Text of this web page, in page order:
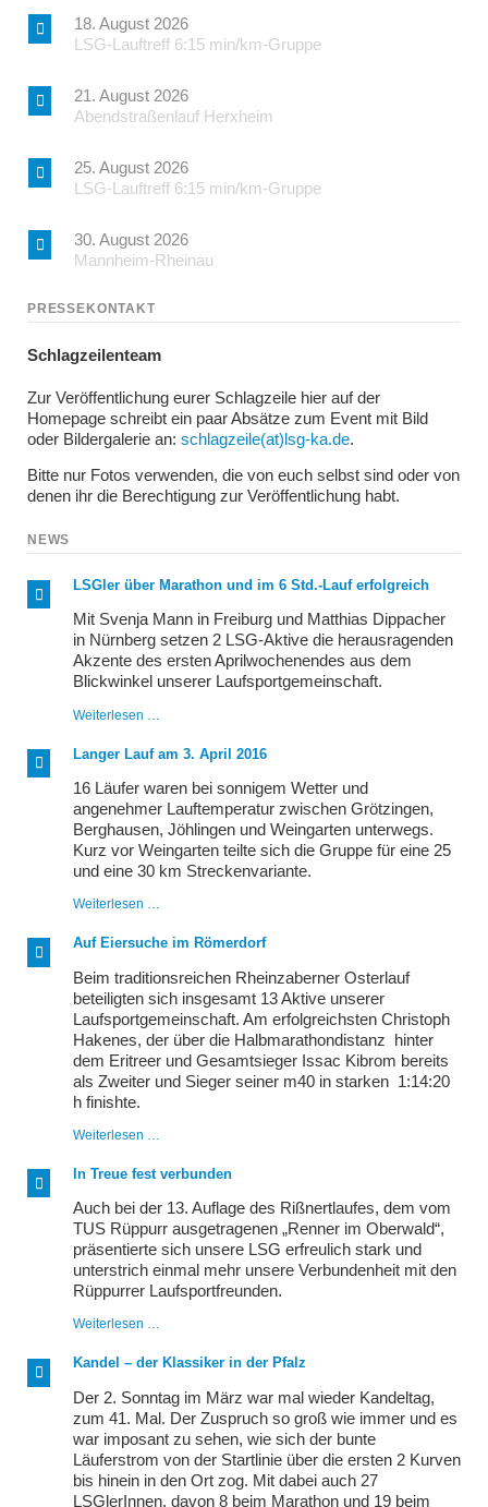
18. August 2026
LSG-Lauftreff 6:15 min/km-Gruppe
21. August 2026
Abendstraßenlauf Herxheim
25. August 2026
LSG-Lauftreff 6:15 min/km-Gruppe
30. August 2026
Mannheim-Rheinau
PRESSEKONTAKT
Schlagzeilenteam
Zur Veröffentlichung eurer Schlagzeile hier auf der
Homepage schreibt ein paar Absätze zum Event mit Bild
oder Bildergalerie an: schlagzeile(at)lsg-ka.de.
Bitte nur Fotos verwenden, die von euch selbst sind oder von
denen ihr die Berechtigung zur Veröffentlichung habt.
NEWS
LSGler über Marathon und im 6 Std.-Lauf erfolgreich
Mit Svenja Mann in Freiburg und Matthias Dippacher
in Nürnberg setzen 2 LSG-Aktive die herausragenden
Akzente des ersten Aprilwochenendes aus dem
Blickwinkel unserer Laufsportgemeinschaft.
Weiterlesen …
Marathon
und
6
Std.-
Lauf
erfolgreich
Langer Lauf am 3. April 2016
16 Läufer waren bei sonnigem Wetter und
angenehmer Lauftemperatur zwischen Grötzingen,
Berghausen, Jöhlingen und Weingarten unterwegs.
Kurz vor Weingarten teilte sich die Gruppe für eine 25
und eine 30 km Streckenvariante.
Weiterlesen …
am
3.
2016
Auf Eiersuche im Römerdorf
Beim traditionsreichen Rheinzaberner Osterlauf
beteiligten sich insgesamt 13 Aktive unserer
Laufsportgemeinschaft. Am erfolgreichsten Christoph
Hakenes, der über die Halbmarathondistanz hinter
dem Eritreer und Gesamtsieger Issac Kibrom bereits
als Zweiter und Sieger seiner m40 in starken 1:14:20
h finishte.
Weiterlesen …
Römerdorf
In Treue fest verbunden
Auch bei der 13. Auflage des Rißnertlaufes, dem vom
TUS Rüppurr ausgetragenen „Renner im Oberwald“,
präsentierte sich unsere LSG erfreulich stark und
unterstrich einmal mehr unsere Verbundenheit mit den
Rüppurrer Laufsportfreunden.
Weiterlesen …
fest
verbunden
Kandel – der Klassiker in der Pfalz
Der 2. Sonntag im März war mal wieder Kandeltag,
zum 41. Mal. Der Zuspruch so groß wie immer und es
war imposant zu sehen, wie sich der bunte
Läuferstrom von der Startlinie über die ersten 2 Kurven
bis hinein in den Ort zog. Mit dabei auch 27
LSGlerInnen, davon 8 beim Marathon und 19 beim